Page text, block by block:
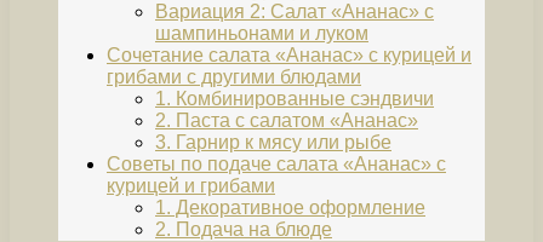
Вариация 2: Салат «Ананас» с
шампиньонами и луком
Сочетание салата «Ананас» с курицей и
грибами с другими блюдами
1. Комбинированные сэндвичи
2. Паста с салатом «Ананас»
3. Гарнир к мясу или рыбе
Советы по подаче салата «Ананас» с
курицей и грибами
1. Декоративное оформление
2. Подача на блюде